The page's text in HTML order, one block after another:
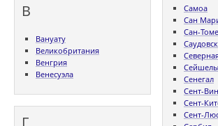
В
Вануату
Великобритания
Венгрия
Венесуэла
Самоа
Сан
Сан-
Сейшелы
Сенегал
Сент-
Сент-
Сент-